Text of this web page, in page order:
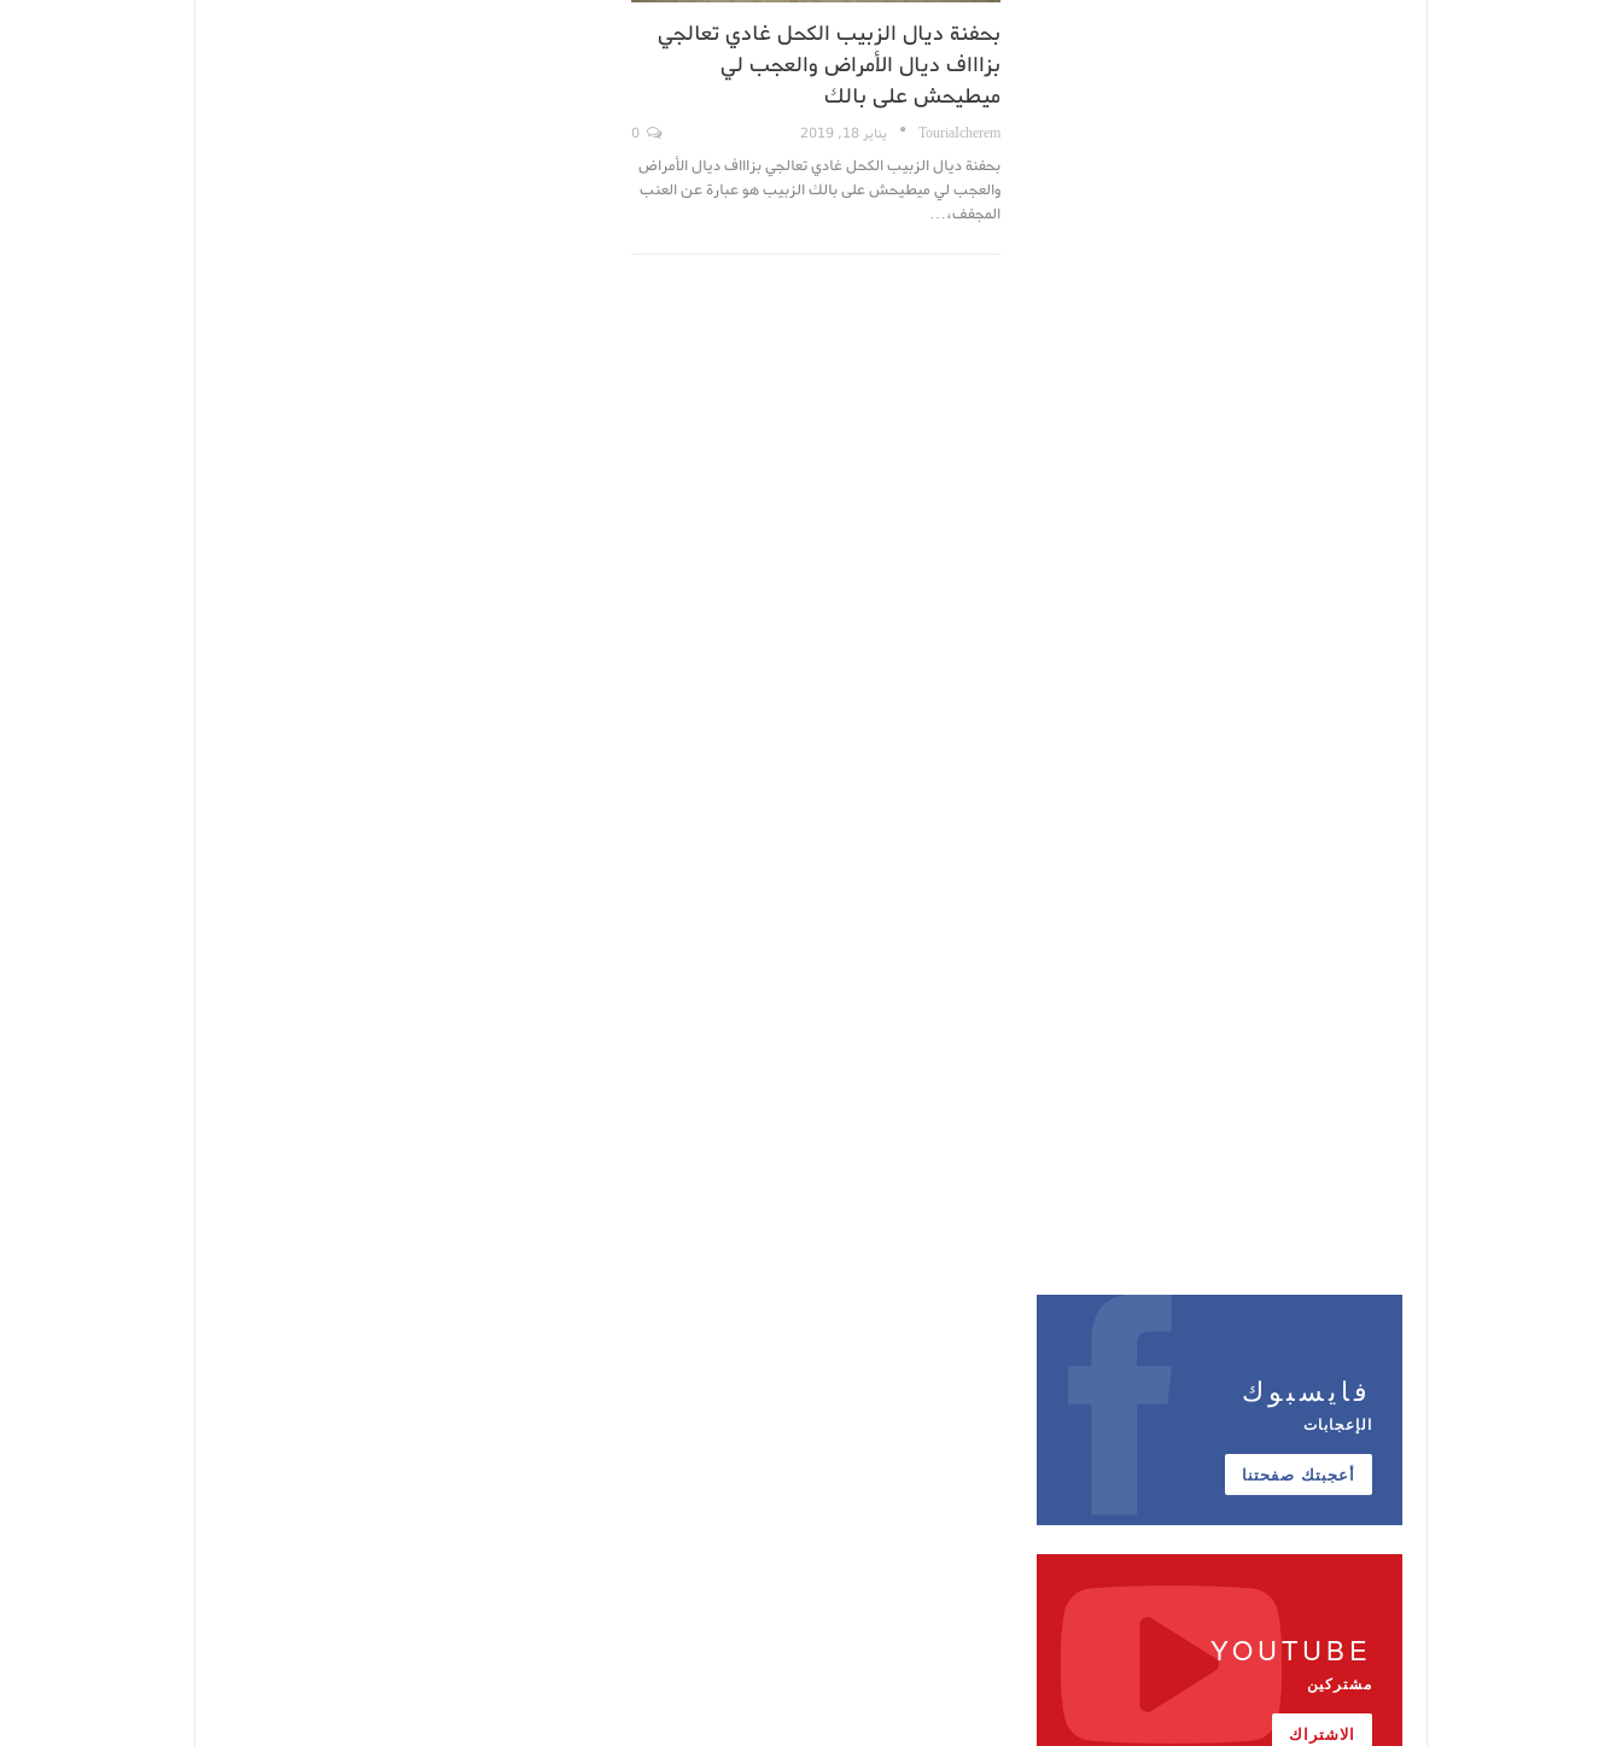
بحفنة ديال الزبيب الكحل غادي تعالجي
بزاااف ديال الأمراض والعجب لي
ميطيحش على بالك
TouriaIcherem يناير 18, 2019
بحفنة ديال الزبيب الكحل غادي تعالجي بزاااف ديال الأمراض
والعجب لي ميطيحش على بالك الزبيب هو عبارة عن العنب
المجفف،…
فايسبوك
الإعجابات
أعجبتك صفحتنا
YOUTUBE
مشتركين
الاشتراك